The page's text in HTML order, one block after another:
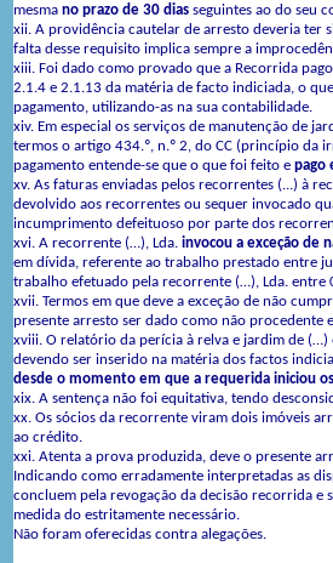
mesma no prazo de 30 dias seguintes ao do seu
xii. A providência cautelar de arresto deveria ter
falta desse requisito implica sempre a
xiii. Foi dado como provado que a Recorrida
2.1.4 e 2.1.13 da matéria de facto indiciada, o
pagamento, utilizando-as na sua contabilidade.
xiv. Em especial os serviços de manutenção de
termos o artigo 434.º, n.º 2, do CC (princípio da
pagamento entende-se que o que foi feito e pago
xv. As faturas enviadas pelos recorrentes (...) à
devolvido aos recorrentes ou sequer invocado
incumprimento defeituoso por parte dos
xvi. A recorrente (…), Lda. invocou a exceção de
em dívida, referente ao trabalho prestado entre
trabalho efetuado pela recorrente (…), Lda. entre
xvii. Termos em que deve a exceção de não
presente arresto ser dado como não procedente
xviii. O relatório da perícia à relva e jardim de
devendo ser inserido na matéria dos factos
desde o momento em que a requerida iniciou os
xix. A sentença não foi equitativa, tendo
xx. Os sócios da recorrente viram dois imóveis
ao crédito.
xxi. Atenta a prova produzida, deve o presente
Indicando como erradamente interpretadas as
concluem pela revogação da decisão recorrida e
medida do estritamente necessário.
Não foram oferecidas contra alegações.